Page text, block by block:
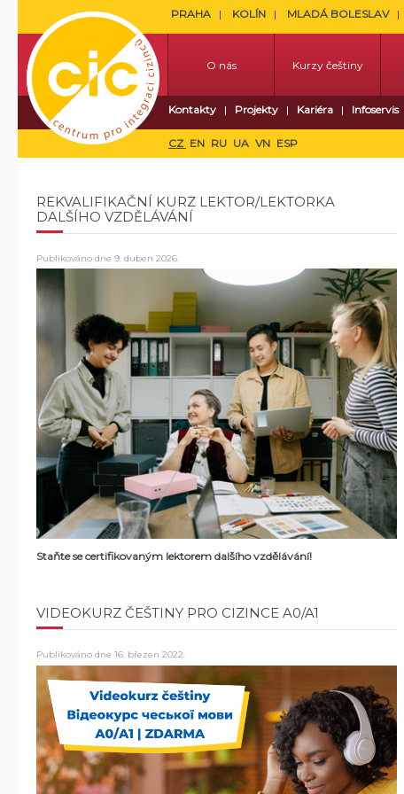
PRAHA KOLÍN MLADÁ BOLESLAV
O nás Kurzy češtiny
Kontakty Projekty Kariéra Infoservis
CZ EN RU UA VN ESP
REKVALIFIKAČNÍ KURZ LEKTOR/LEKTORKA
DALŠÍHO VZDĚLÁVÁNÍ
Publikováno dne 9. duben 2026.
Staňte se certifikovaným lektorem dalšího vzdělávání!
VIDEOKURZ ČEŠTINY PRO CIZINCE A0/A1
Publikováno dne 16. březen 2022.